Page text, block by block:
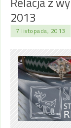
2013
7 listopada, 2013